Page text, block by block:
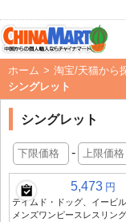
ホーム > 淘宝/天猫から
シングレット
シングレット
-
5,473 円
テイムド・ドッグ、イービ
メンズワンピースレスリン